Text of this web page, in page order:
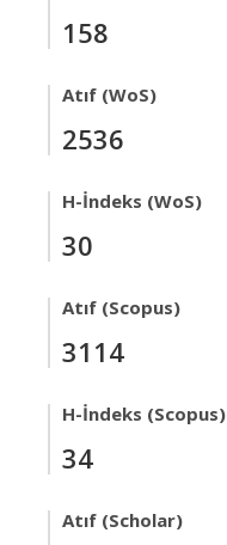
158
Atıf (WoS)
2536
H-İndeks (WoS)
30
Atıf (Scopus)
3114
H-İndeks (Scopus)
34
Atıf (Scholar)